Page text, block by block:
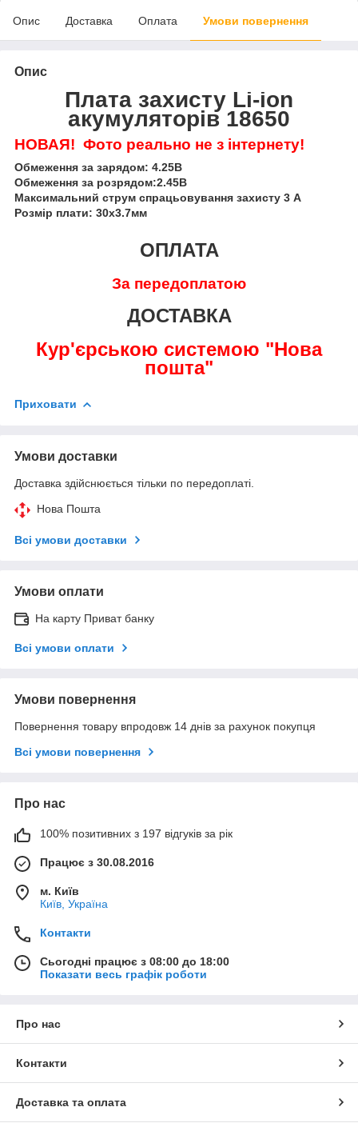
Опис Доставка Оплата Умови повернення
Опис
Плата захисту Li-ion
акумуляторів 18650
НОВАЯ! Фото реально не з інтернету!
Обмеження за зарядом: 4.25В
Обмеження за розрядом:2.45В
Максимальний струм спрацьовування захисту 3 А
Розмір плати: 30х3.7мм
ОПЛАТА
За передоплатою
ДОСТАВКА
Кур'єрською системою "Нова
пошта"
Приховати
Умови доставки
Доставка здійснюється тільки по передоплаті.
Нова Пошта
Всі умови доставки
Умови оплати
На карту Приват банку
Всі умови оплати
Умови повернення
Повернення товару впродовж 14 днів за рахунок покупця
Всі умови повернення
Про нас
100% позитивних з 197 відгуків за рік
Працює з 30.08.2016
м. Київ
Київ, Україна
Контакти
Сьогодні працює з 08:00 до 18:00
Показати весь графік роботи
Про нас
Контакти
Доставка та оплата